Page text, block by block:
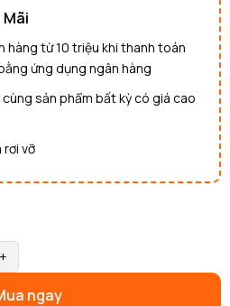
hàng từ 10 triệu khi thanh toán
ứng dụng ngân hàng
sản phẩm bất kỳ có giá cao
rơi vỡ
+
ngay